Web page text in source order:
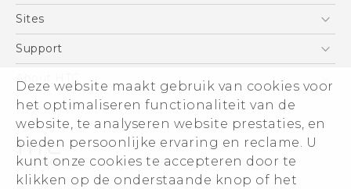
Deze website maakt gebruik van cookies voor
het optimaliseren functionaliteit van de
website, te analyseren website prestaties, en
bieden persoonlijke ervaring en reclame. U
kunt onze cookies te accepteren door te
klikken op de onderstaande knop of het
wettelijke voorschriften
Safety and regulatory guide
Telefoons
Vive
Accessoires
Sites
HTC Vive
Aan de slag
Support
Support voor eCommerce
About HTC
ESG
Informatie over het bedrijf
Voor beleggers (engels)
Cookie Preferences